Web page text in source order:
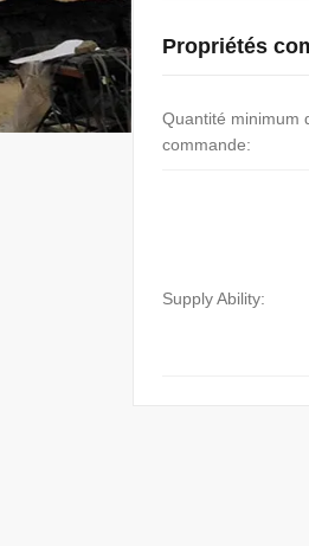
Propriétés
Quantité minimum
commande:
Supply Ability: